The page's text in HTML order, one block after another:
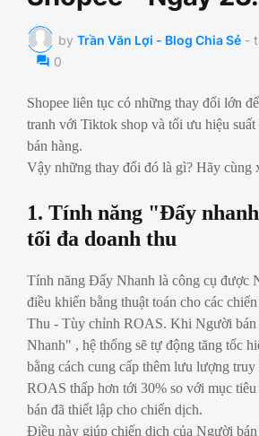
by Trần Văn Lợi - Blog Chia Sẻ -
0
Shopee liên tục có những thay đổi lớn
tranh với Tiktok shop và tối ưu hiệu suất
bán hàng.
Vậy những thay đổi đó là gì? Hãy cùng
1. Tính năng "Đẩy
tối đa doanh thu
Tính năng Đẩy Nhanh là công cụ được
điều khiển bằng thuật toán cho các
Thu - Tùy chỉnh ROAS. Khi Người
Nhanh" , hệ thống sẽ tự động tăng tốc
bằng cách cung cấp thêm lưu lượng truy
ROAS thấp hơn tới 30% so với mục
bán đã thiết lập cho chiến dịch.
Điều này giúp chiến dịch của Người